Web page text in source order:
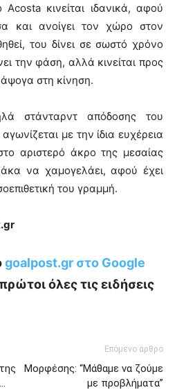
κινείται ιδανικά, αφού
και ανοίγει τον χώρο στον
του δίνει σε σωστό χρόνο
την φάση, αλλά κινείται προς
άψογα στη κίνηση.
στάνταρντ απόδοσης του
με την ίδια ευχέρεια
αριστερό άκρο της μεσαίας
να χαμογελάει, αφού έχει
του γραμμή.
goalpost.gr στο Google
όλες τις ειδήσεις
Επόμενο άρθρο
Μορφέσης: “Μάθαμε να ζούμε
με προβλήματα”